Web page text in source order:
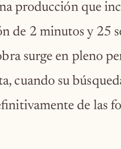
producción que
de 2 minutos y 25
surge en pleno
cuando su
de las